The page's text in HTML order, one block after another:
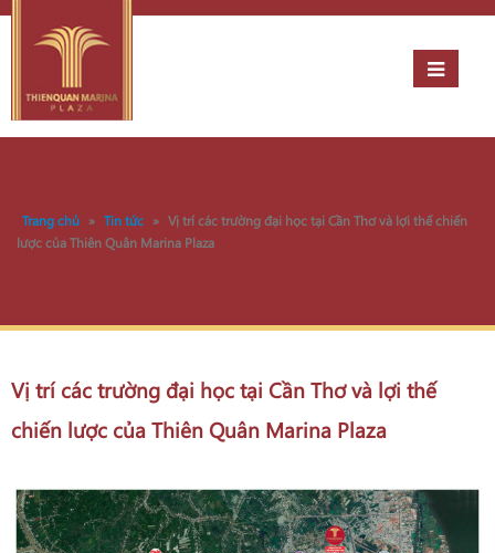
Trang chủ » Tin tức » Vị trí các trường đại học tại Cần Thơ và lợi thế chiến
lược của Thiên Quân Marina Plaza
Vị trí các trường đại học tại Cần Thơ và lợi thế
chiến lược của Thiên Quân Marina Plaza